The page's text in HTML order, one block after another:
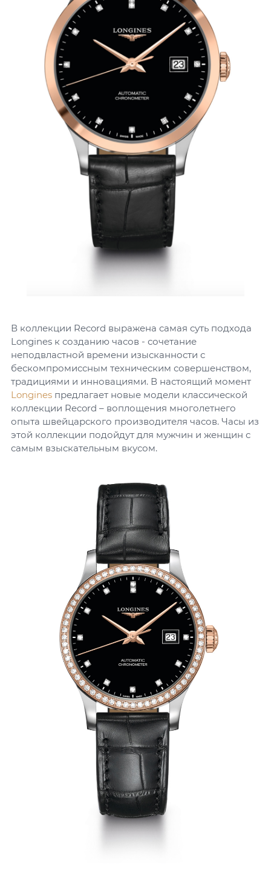
В коллекции Record выражена самая суть подхода
Longines к созданию часов - сочетание
неподвластной времени изысканности с
бескомпромиссным техническим совершенством,
традициями и инновациями. В настоящий момент
Longines предлагает новые модели классической
коллекции Record – воплощения многолетнего
опыта швейцарского производителя часов. Часы из
этой коллекции подойдут для мужчин и женщин с
самым взыскательным вкусом.